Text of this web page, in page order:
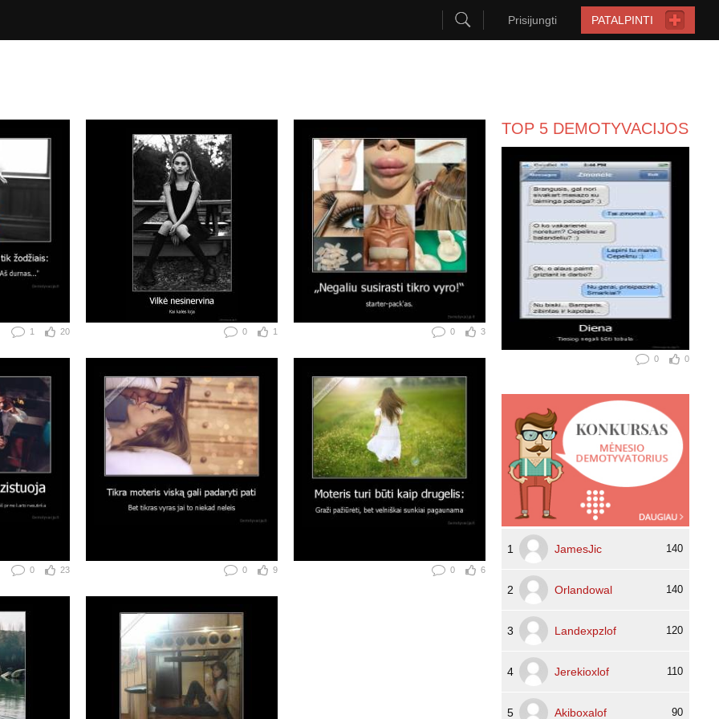
PATALPINTI
Prisijungti
1 20 0 1 0 3
0 23 0 9 0 6
TOP 5 DEMOTYVACIJOS
0 0
1 JamesJic 140
2 Orlandowal 140
3 Landexpzlof 120
4 Jerekioxlof 110
5 Akiboxalof 90